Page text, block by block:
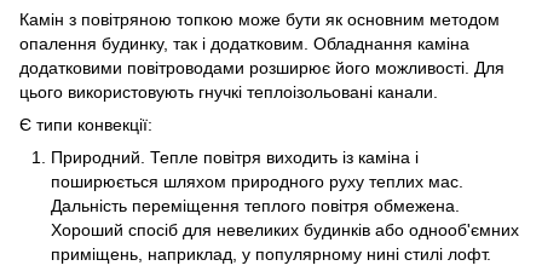
Камін з повітряною топкою може бути як основним методом
опалення будинку, так і додатковим. Обладнання каміна
додатковими повітроводами розширює його можливості. Для
цього використовують гнучкі теплоізольовані канали.
Є типи конвекції:
Природний. Тепле повітря виходить із каміна і
поширюється шляхом природного руху теплих мас.
Дальність переміщення теплого повітря обмежена.
Хороший спосіб для невеликих будинків або однооб'ємних
приміщень, наприклад, у популярному нині стилі лофт.